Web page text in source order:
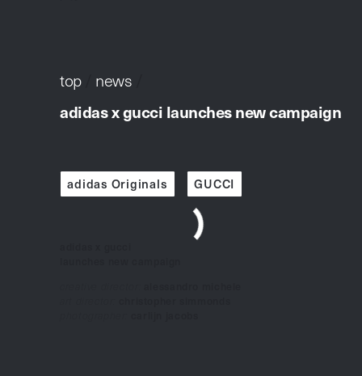
top/ news
adidas x gucci launches new campaign
adidas Originals GUCCI